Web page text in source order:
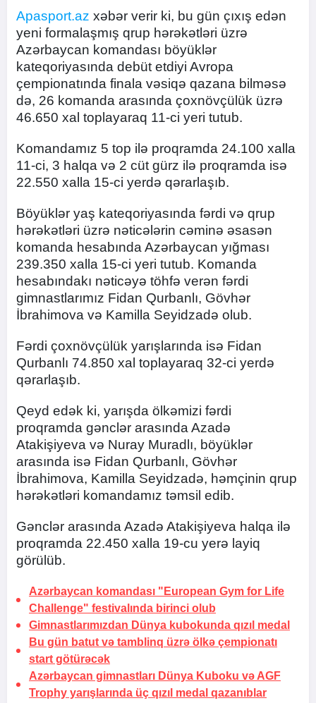
Apasport.az xəbər verir ki, bu gün çıxış edən
yeni formalaşmış qrup hərəkətləri üzrə
Azərbaycan komandası böyüklər
kateqoriyasında debüt etdiyi Avropa
çempionatında finala vəsiqə qazana bilməsə
də, 26 komanda arasında çoxnövçülük üzrə
46.650 xal toplayaraq 11-ci yeri tutub.
Komandamız 5 top ilə proqramda 24.100 xalla
11-ci, 3 halqa və 2 cüt gürz ilə proqramda isə
22.550 xalla 15-ci yerdə qərarlaşıb.
Böyüklər yaş kateqoriyasında fərdi və qrup
hərəkətləri üzrə nəticələrin cəminə əsasən
komanda hesabında Azərbaycan yığması
239.350 xalla 15-ci yeri tutub. Komanda
hesabındakı nəticəyə töhfə verən fərdi
gimnastlarımız Fidan Qurbanlı, Gövhər
İbrahimova və Kamilla Seyidzadə olub.
Fərdi çoxnövçülük yarışlarında isə Fidan
Qurbanlı 74.850 xal toplayaraq 32-ci yerdə
qərarlaşıb.
Qeyd edək ki, yarışda ölkəmizi fərdi
proqramda gənclər arasında Azadə
Atakişiyeva və Nuray Muradlı, böyüklər
arasında isə Fidan Qurbanlı, Gövhər
İbrahimova, Kamilla Seyidzadə, həmçinin qrup
hərəkətləri komandamız təmsil edib.
Gənclər arasında Azadə Atakişiyeva halqa ilə
proqramda 22.450 xalla 19-cu yerə layiq
görülüb.
Azərbaycan komandası "European Gym for Life
Challenge" festivalında birinci olub
Gimnastlarımızdan Dünya kubokunda qızıl medal
Bu gün batut və tamblinq üzrə ölkə çempionatı
start götürəcək
Azərbaycan gimnastları Dünya Kuboku və AGF
Trophy yarışlarında üç qızıl medal qazanıblar